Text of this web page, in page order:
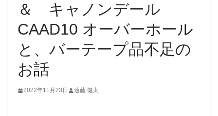
＆ キャノンデール
CAAD10 オーバーホール
と、バーテープ品不足の
お話
2022年11月23日 遠藤 健太